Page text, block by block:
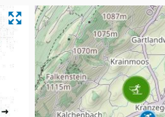
Südkorea Türkei
Vereinigte Arabische Emirate
Dynastar Salomon
Scott